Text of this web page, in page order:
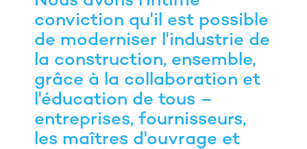
conviction qu'il est possible
de moderniser l'industrie de
la construction, ensemble,
grâce à la collaboration et
l'éducation de tous –
entreprises, fournisseurs,
les maîtres d'ouvrage et